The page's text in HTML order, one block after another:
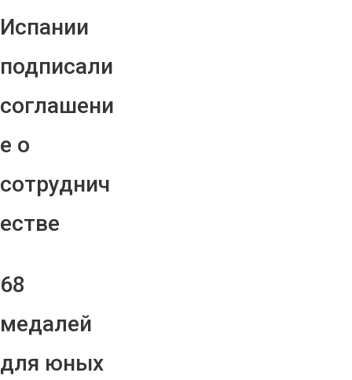
Испании
подписали
соглашени
е о
сотруднич
естве
68
медалей
для юных